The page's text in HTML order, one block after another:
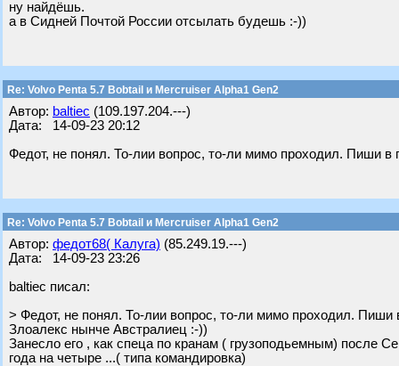
ну найдёшь.
а в Сидней Почтой России отсылать будешь :-))
Re: Volvo Penta 5.7 Bobtail и Mercruiser Alpha1 Gen2
Автор: baltiec (109.197.204.---)
Дата: 14-09-23 20:12
Федот, не понял. То-лии вопрос, то-ли мимо проходил. Пиши в
Re: Volvo Penta 5.7 Bobtail и Mercruiser Alpha1 Gen2
Автор: федот68( Калуга) (85.249.19.---)
Дата: 14-09-23 23:26
baltiec писал:
> Федот, не понял. То-лии вопрос, то-ли мимо проходил. Пиши
Злоалекс нынче Австралиец :-))
Занесло его , как спеца по кранам ( грузоподьемным) после
года на четыре ...( типа командировка)